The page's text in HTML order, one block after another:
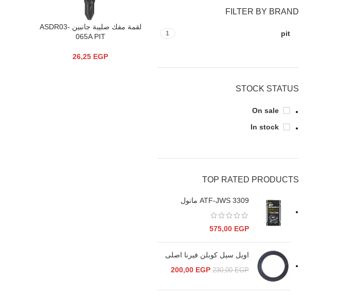
FILTER BY BRAND
pit
1
STOCK STATUS
On sale
In stock
TOP RATED PRODUCTS
ATF-JWS 3309 مانول
575,00 EGP
اويل سيل كوبلن فيرنا اصلى
230,00EGP
200,00 EGP
إضافة إلى السلة
لقمة مفك صليبة جانبين ASDR03-
065A PIT
26,25 EGP